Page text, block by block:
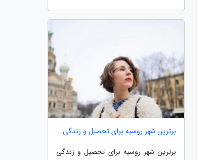
برترین شهر روسیه برای تحصیل و زندگی
برترین شهر روسیه برای تحصیل و زندگی